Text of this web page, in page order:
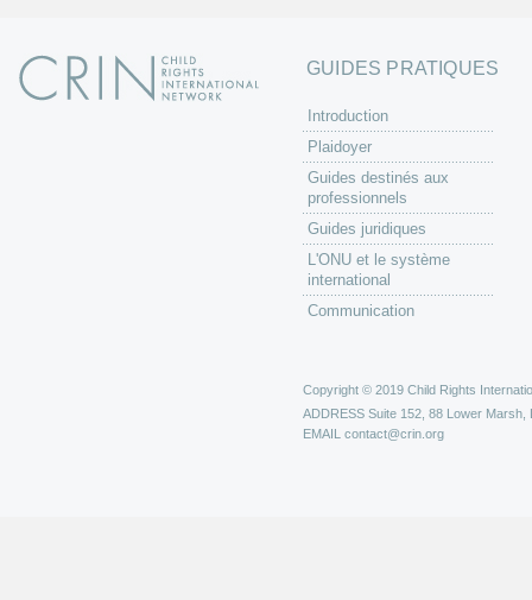
GUIDES PRATIQUES
Introduction
Plaidoyer
Guides destinés aux
professionnels
Guides juridiques
L'ONU et le système
international
Communication
Copyright © 2019 Child Rights
ADDRESS Suite 152, 88 Lower Marsh,
EMAIL contact@crin.org